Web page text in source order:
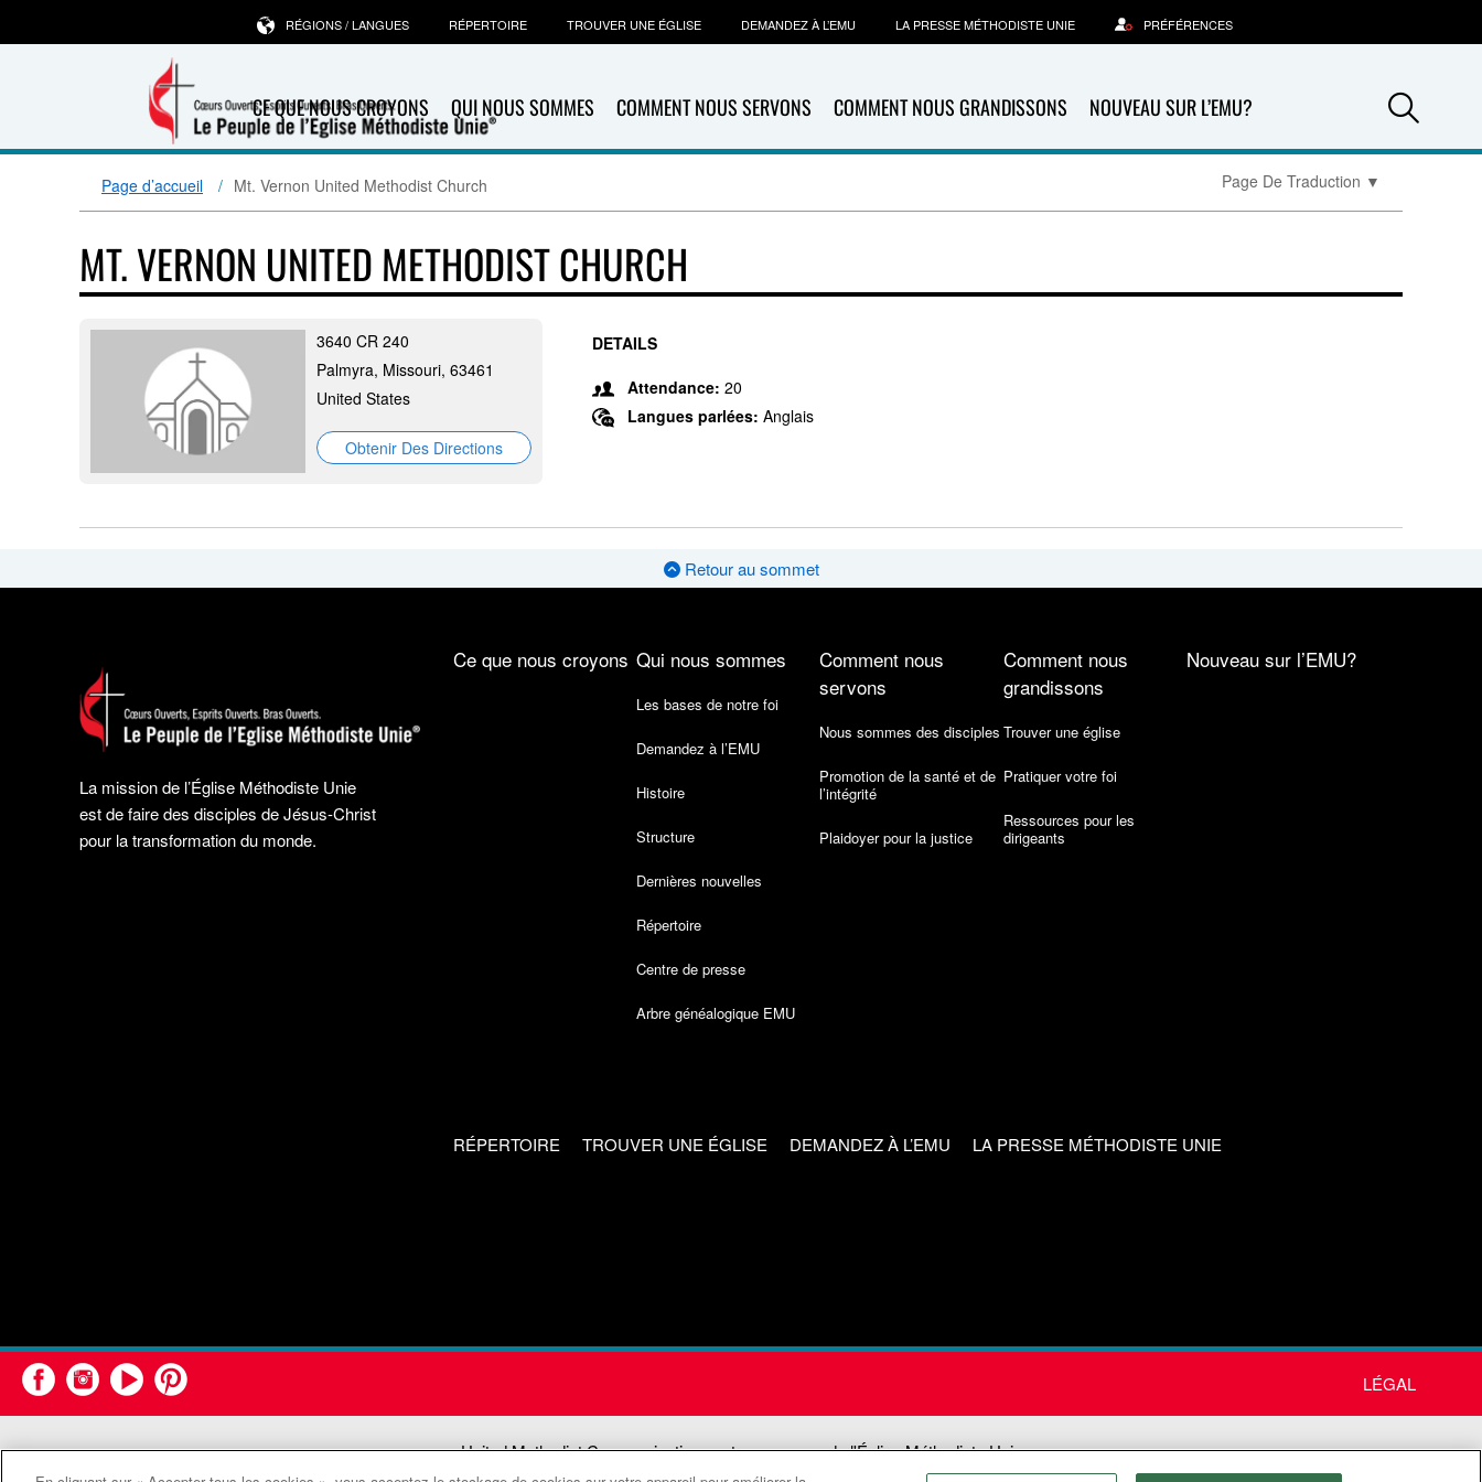
CE QUE NOUS CROYONS QUI NOUS SOMMES COMMENT NOUS SERVONS COMMENT NOUS GRANDISSONS NOUVEAU SUR L’EMU?
RÉGIONS / LANGUES RÉPERTOIRE TROUVER UNE ÉGLISE DEMANDEZ À L’EMU LA PRESSE MÉTHODISTE UNIE PRÉFÉRENCES
Page d’accueil Mt. Vernon United Methodist Church Page De Traduction ▼
MT. VERNON UNITED METHODIST CHURCH
3640 CR 240
Palmyra, Missouri, 63461
United States
Obtenir Des Directions
DETAILS
Attendance: 20
Langues parlées: Anglais
Retour au sommet
La mission de l’Église Méthodiste Unie
est de faire des disciples de Jésus-Christ
pour la transformation du monde.
Ce que nous croyons Qui nous sommes
Les bases de notre foi
Demandez à l’EMU
Histoire
Structure
Dernières nouvelles
Répertoire
Centre de presse
Arbre généalogique EMU
Comment nous
servons
Nous sommes des disciples
Promotion de la santé et de
l’intégrité
Plaidoyer pour la justice
Comment nous
grandissons
Trouver une église
Pratiquer votre foi
Ressources pour les
dirigeants
Nouveau sur l’EMU?
RÉPERTOIRE TROUVER UNE ÉGLISE DEMANDEZ À L’EMU LA PRESSE MÉTHODISTE UNIE
LÉGAL
United Methodist Communications est une agence de l'Église Méthodiste Unie